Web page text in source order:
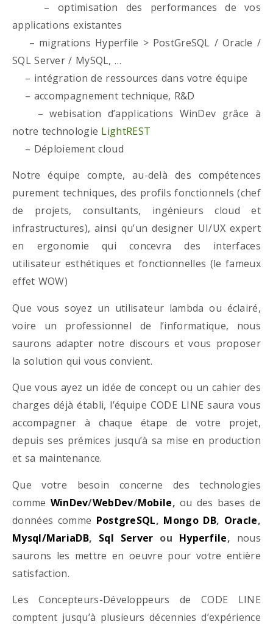
– optimisation des performances de vos
applications existantes
– migrations Hyperfile > PostGreSQL / Oracle /
SQL Server / MySQL, …
– intégration de ressources dans votre équipe
– accompagnement technique, R&D
– webisation d’applications WinDev grâce à
notre technologie LightREST
– Déploiement cloud
Notre équipe compte, au-delà des compétences
purement techniques, des profils fonctionnels (chef
de projets, consultants, ingénieurs cloud et
infrastructures), ainsi qu’un designer UI/UX expert
en ergonomie qui concevra des interfaces
utilisateur esthétiques et fonctionnelles (le fameux
effet WOW)
Que vous soyez un utilisateur lambda ou éclairé,
voire un professionnel de l’informatique, nous
saurons adapter notre discours et vous proposer
la solution qui vous convient.
Que vous ayez un idée de concept ou un cahier des
charges déjà établi, l’équipe CODE LINE saura vous
accompagner à chaque étape de votre projet,
depuis ses prémices jusqu’à sa mise en production
et sa maintenance.
Que votre besoin concerne des technologies
comme WinDev/WebDev/Mobile, ou des bases de
données comme PostgreSQL, Mongo DB, Oracle,
Mysql/MariaDB, Sql Server ou Hyperfile, nous
saurons les mettre en oeuvre pour votre entière
satisfaction.
Les Concepteurs-Développeurs de CODE LINE
comptent jusqu’à plusieurs décennies d’expérience